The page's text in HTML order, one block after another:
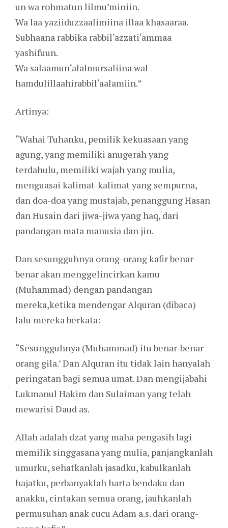
un wa rohmatun lilmu’miniin.
Wa laa yaziiduzzaalimiina illaa khasaaraa.
Subhaana rabbika rabbil‘azzati‘ammaa
yashifuun.
Wa salaamun‘alalmursaliina wal
hamdulillaahirabbil‘aalamiin.”
Artinya:
“Wahai Tuhanku, pemilik kekuasaan yang
agung, yang memiliki anugerah yang
terdahulu, memiliki wajah yang mulia,
menguasai kalimat-kalimat yang sempurna,
dan doa-doa yang mustajab, penanggung Hasan
dan Husain dari jiwa-jiwa yang haq, dari
pandangan mata manusia dan jin.
Dan sesungguhnya orang-orang kafir benar-
benar akan menggelincirkan kamu
(Muhammad) dengan pandangan
mereka,ketika mendengar Alquran (dibaca)
lalu mereka berkata:
“Sesungguhnya (Muhammad) itu benar-benar
orang gila.’ Dan Alquran itu tidak lain hanyalah
peringatan bagi semua umat. Dan mengijabahi
Lukmanul Hakim dan Sulaiman yang telah
mewarisi Daud as.
Allah adalah dzat yang maha pengasih lagi
memilik singgasana yang mulia, panjangkanlah
umurku, sehatkanlah jasadku, kabulkanlah
hajatku, perbanyaklah harta bendaku dan
anakku, cintakan semua orang, jauhkanlah
permusuhan anak cucu Adam a.s. dari orang-